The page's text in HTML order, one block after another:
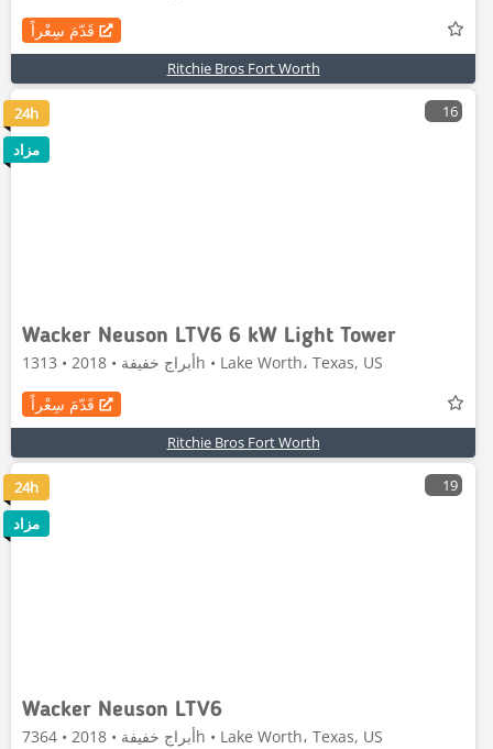
قَدّمَ سِعْراً
Ritchie Bros Fort Worth
16
Wacker Neuson LTV6 6 kW Light Tower
أبراج خفيفة • 2018 • 1313h • Lake Worth، Texas, US
قَدّمَ سِعْراً
Ritchie Bros Fort Worth
24h
مزاد
19
Wacker Neuson LTV6
أبراج خفيفة • 2018 • 7364h • Lake Worth، Texas, US
24h
مزاد